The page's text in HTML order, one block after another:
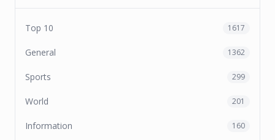
Top 10 1617
General 1362
Sports 299
World 201
Information 160